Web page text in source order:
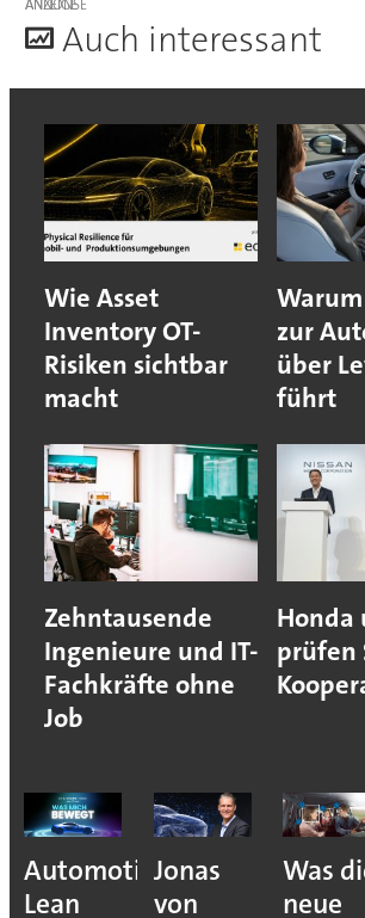
ANZEIGE
Auch interessant
Wie Asset
Inventory OT-
Risiken sichtbar
macht
zur
über
führt
Zehntausende
Ingenieure und IT-
Fachkräfte ohne
Job
Honda
prüfen
Automotive
Lean
Jonas
von
Was
neue